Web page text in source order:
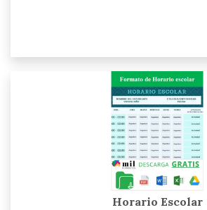
Horario Escolar